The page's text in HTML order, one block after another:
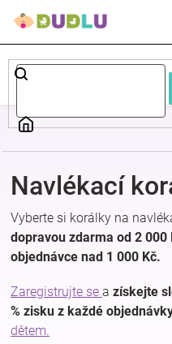
Dětské
a
kojenecké
oblečení
Pokojíček
kojenecká
Navlékací
Vyberte si korálky na
dopravou zdarma od 2
objednávce nad 1 000 Kč.
Zaregistrujte se a získejte
% zisku z každé
dětem.